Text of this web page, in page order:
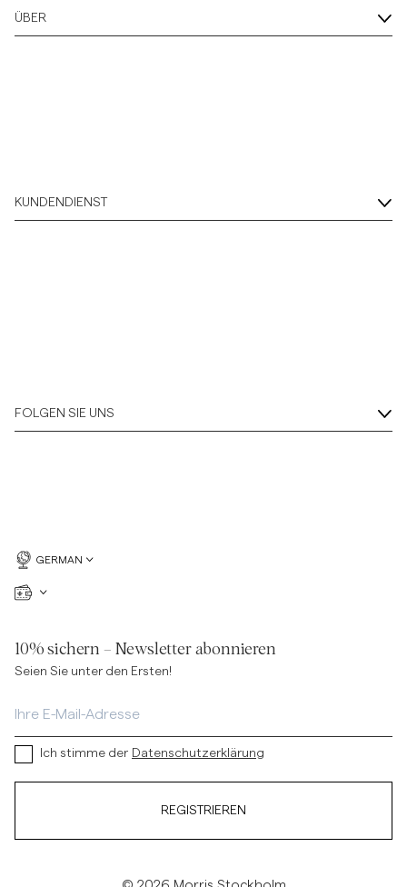
ÜBER
KUNDENDIENST
FOLGEN SIE UNS
GERMAN
10% sichern – Newsletter abonnieren
Seien Sie unter den Ersten!
Ich stimme der Datenschutzerklärung
REGISTRIEREN